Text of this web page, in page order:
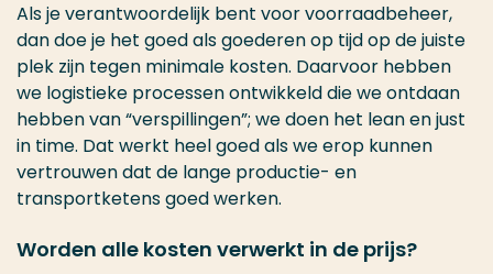
Als je verantwoordelijk bent voor voorraadbeheer,
dan doe je het goed als goederen op tijd op de juiste
plek zijn tegen minimale kosten. Daarvoor hebben
we logistieke processen ontwikkeld die we ontdaan
hebben van “verspillingen”; we doen het lean en just
in time. Dat werkt heel goed als we erop kunnen
vertrouwen dat de lange productie- en
transportketens goed werken.
Worden alle kosten verwerkt in de prijs?